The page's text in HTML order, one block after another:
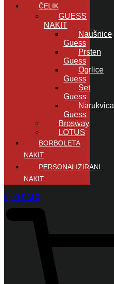
ČELIK
GUESS
NAKIT
Naušnice
Guess
Prsten
Guess
Ogrlice
Guess
Set
Guess
Narukvica
Guess
Brosway
LOTUS
BORBOLETA
NAKIT
PERSONALIZIRANI
NAKIT
0,00 KM 0